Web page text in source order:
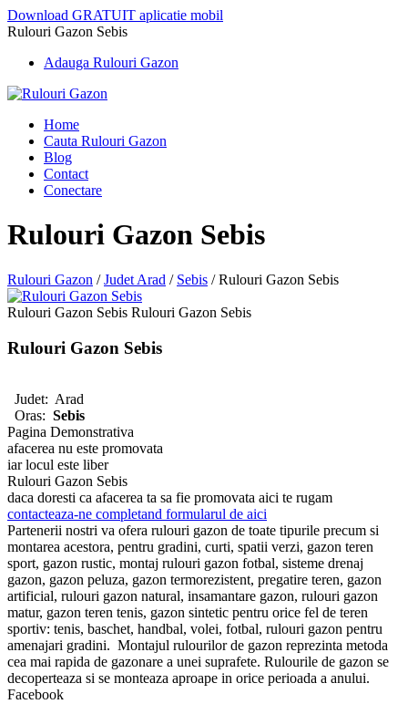
Download GRATUIT aplicatie mobil
Rulouri Gazon Sebis
Adauga Rulouri Gazon
Home
Cauta Rulouri Gazon
Blog
Contact
Conectare
Rulouri Gazon Sebis
Rulouri Gazon /Judet Arad / Sebis /Rulouri Gazon Sebis
Rulouri Gazon Sebis Rulouri Gazon Sebis
Rulouri Gazon Sebis
Judet: Arad
Oras: Sebis
Pagina Demonstrativa
afacerea nu este promovata
iar locul este liber
Rulouri Gazon Sebis
daca doresti ca afacerea ta sa fie promovata aici te rugam
contacteaza-ne completand formularul de aici
Partenerii nostri va ofera rulouri gazon de toate tipurile precum si
montarea acestora, pentru gradini, curti, spatii verzi, gazon teren
sport, gazon rustic, montaj rulouri gazon fotbal, sisteme drenaj
gazon, gazon peluza, gazon termorezistent, pregatire teren, gazon
artificial, rulouri gazon natural, insamantare gazon, rulouri gazon
matur, gazon teren tenis, gazon sintetic pentru orice fel de teren
sportiv: tenis, baschet, handbal, volei, fotbal, rulouri gazon pentru
amenajari gradini. Montajul rulourilor de gazon reprezinta metoda
cea mai rapida de gazonare a unei suprafete. Rulourile de gazon se
decoperteaza si se monteaza aproape in orice perioada a anului.
Facebook